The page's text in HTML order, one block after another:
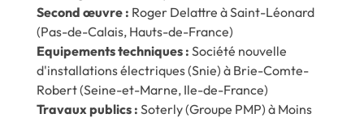
Second œuvre : Roger Delattre à Saint-Léonard
(Pas-de-Calais, Hauts-de-France)
Equipements techniques : Société nouvelle
d'installations électriques (Snie) à Brie-Comte-
Robert (Seine-et-Marne, Ile-de-France)
Travaux publics : Soterly (Groupe PMP) à Moins